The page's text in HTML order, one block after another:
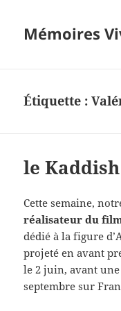
Mémoires
Étiquette :
le
Cette semaine,
réalisateur du
dédié à la figure
projeté en avant
le 2 juin, avant
septembre sur